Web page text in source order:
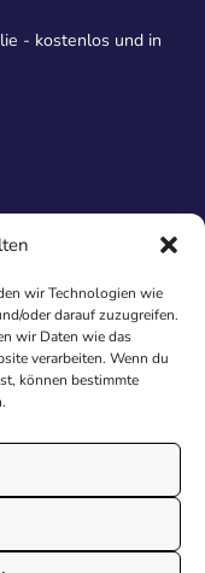
wir Technologien wie
oder darauf zuzugreifen.
wir Daten wie das
verarbeiten. Wenn du
können bestimmte
- kostenlos und in